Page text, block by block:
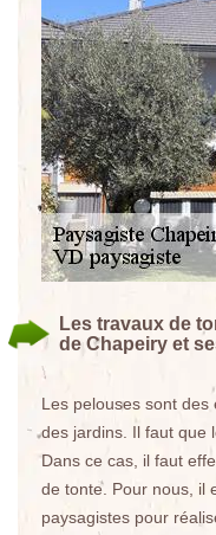
Les travaux de
de Chapeiry et
Les pelouses sont des
des jardins. Il faut que
Dans ce cas, il faut
de tonte. Pour nous, il
paysagistes pour